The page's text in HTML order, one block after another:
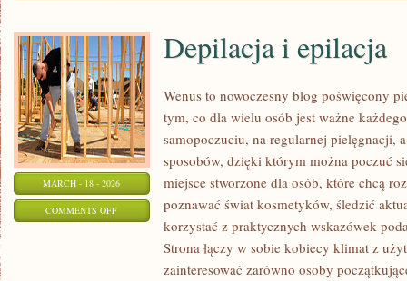
MARCH - 18 - 2026
COMMENTS OFFON
Depilacja i epilacja
Wenus to nowoczesny blog poświęcony
tym, co dla wielu osób jest ważne
samopoczuciu, na regularnej pielęgnacji,
sposobów, dzięki którym można poczuć
miejsce stworzone dla osób, które chcą
poznawać świat kosmetyków, śledzić
korzystać z praktycznych wskazówek
Strona łączy w sobie kobiecy klimat z
zainteresować zarówno osoby